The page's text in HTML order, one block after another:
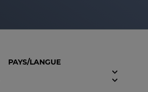
PAYS/LANGUE